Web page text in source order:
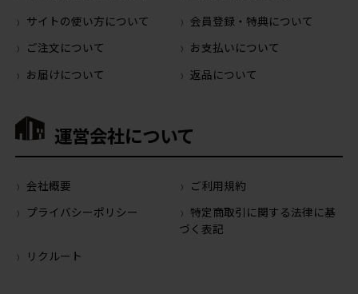
サイトの使い方について
会員登録・特典について
ご注文について
お支払いについて
お届けについて
返品について
運営会社について
会社概要
ご利用規約
プライバシーポリシー
特定商取引に関する法律に基
づく表記
リクルート